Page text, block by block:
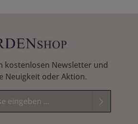
kostenlosen Newsletter und
Neuigkeit oder Aktion.